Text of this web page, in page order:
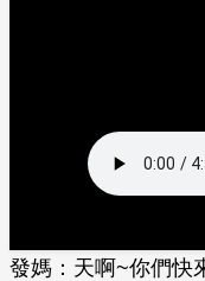
發媽：天啊~你們快